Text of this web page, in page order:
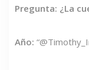
Pregunta: ¿La
Año: